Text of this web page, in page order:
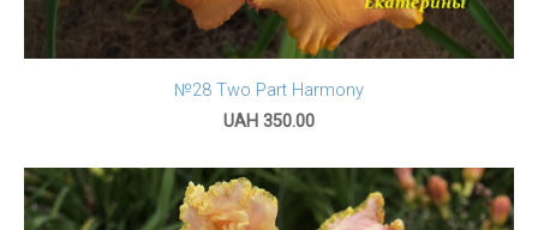
№28 Two Part Harmony
UAH 350.00